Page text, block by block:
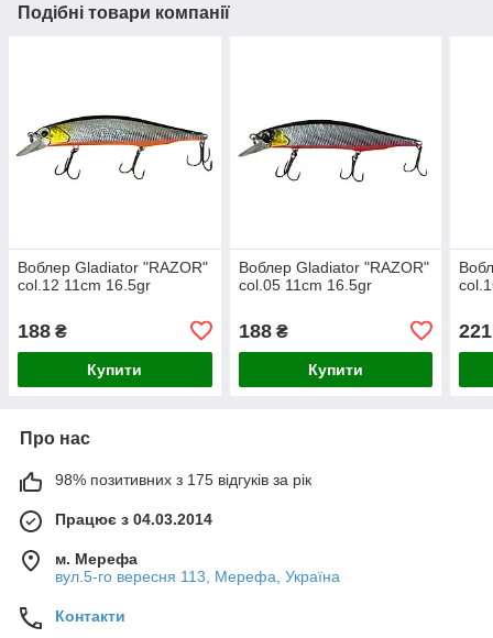
Подібні товари компанії
Воблер Gladiator "RAZOR"
col.12 11cm 16.5gr
188 ₴
Купити
Воблер Gladiator "RAZOR"
col.05 11cm 16.5gr
188₴
Купити
221
Про нас
98% позитивних з 175 відгуків за рік
Працює з 04.03.2014
м. Мерефа
вул.5-го вересня 113, Мерефа, Україна
Контакти